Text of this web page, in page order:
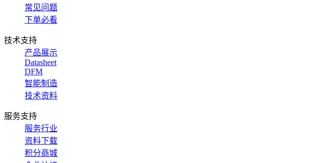
常见问题
下单必看
技术支持
产品展示
Datasheet
DFM
智能制造
技术资料
服务支持
服务行业
资料下载
积分商城